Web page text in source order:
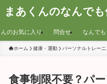
まあくんのなんでも
のお気に入り 問合せ なんで
ホーム 健康・運動 パーソナルトレーニ
食事制限不要？パ